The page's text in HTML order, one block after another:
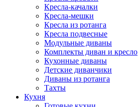
Кресла-качалки
Кресла-мешки
Кресла из ротанга
Кресла подвесные
Модульные диваны
Комплекты диван и кресло
Кухонные диваны
Детские диванчики
Диваны из ротанга
Тахты
Кухня